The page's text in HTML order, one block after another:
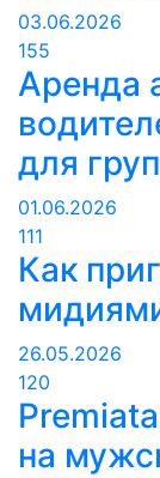
03.06.2026
155
Аренда
для
01.06.2026
111
Как
26.05.2026
120
на